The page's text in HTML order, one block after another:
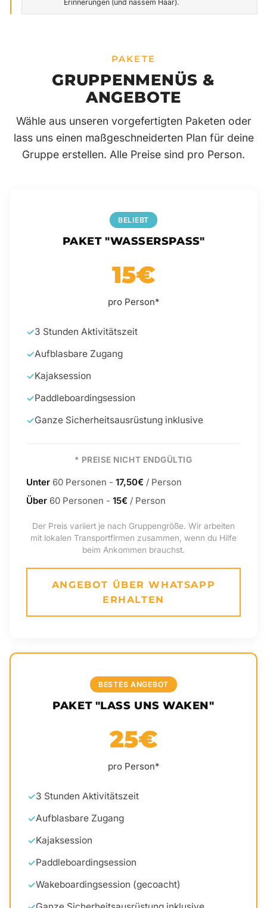
Erinnerungen (und nassem Haar).
PAKETE
GRUPPENMENÜS &
ANGEBOTE
Wähle aus unseren vorgefertigten Paketen oder
lass uns einen maßgeschneiderten Plan für deine
Gruppe erstellen. Alle Preise sind pro Person.
BELIEBT
PAKET "WASSERSPASS"
15€
pro Person*
3 Stunden Aktivitätszeit
Aufblasbare Zugang
Kajaksession
Paddleboardingsession
Ganze Sicherheitsausrüstung inklusive
* PREISE NICHT ENDGÜLTIG
Unter 60 Personen - 17,50€ / Person
Über 60 Personen - 15€ / Person
Der Preis variiert je nach Gruppengröße. Wir arbeiten
mit lokalen Transportfirmen zusammen, wenn du Hilfe
beim Ankommen brauchst.
ANGEBOT ÜBER WHATSAPP
ERHALTEN
BESTES ANGEBOT
PAKET "LASS UNS WAKEN"
25€
pro Person*
3 Stunden Aktivitätszeit
Aufblasbare Zugang
Kajaksession
Paddleboardingsession
Wakeboardingsession (gecoacht)